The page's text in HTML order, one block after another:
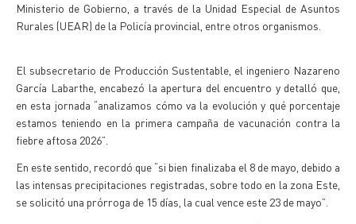
Ministerio de Gobierno, a través de la Unidad Especial de Asuntos
Rurales (UEAR) de la Policía provincial, entre otros organismos.
El subsecretario de Producción Sustentable, el ingeniero Nazareno
García Labarthe, encabezó la apertura del encuentro y detalló que,
en esta jornada “analizamos cómo va la evolución y qué porcentaje
estamos teniendo en la primera campaña de vacunación contra la
fiebre aftosa 2026”.
En este sentido, recordó que “si bien finalizaba el 8 de mayo, debido a
las intensas precipitaciones registradas, sobre todo en la zona Este,
se solicitó una prórroga de 15 días, la cual vence este 23 de mayo”.